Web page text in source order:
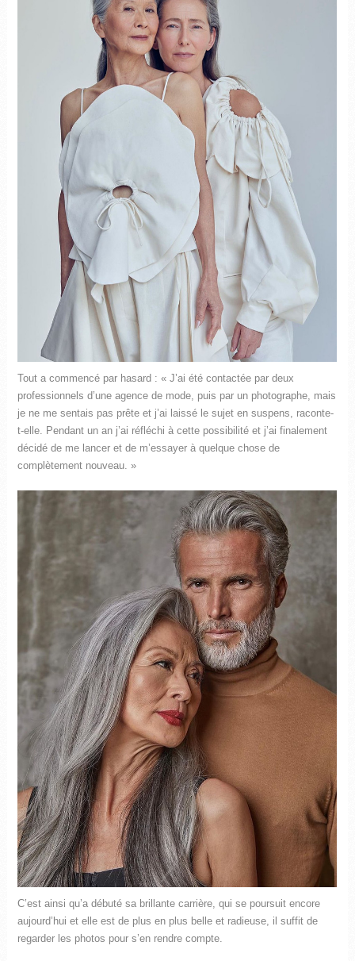
Tout a commencé par hasard : « J’ai été contactée par deux
professionnels d’une agence de mode, puis par un photographe, mais
je ne me sentais pas prête et j’ai laissé le sujet en suspens, raconte-
t-elle. Pendant un an j’ai réfléchi à cette possibilité et j’ai finalement
décidé de me lancer et de m’essayer à quelque chose de
complètement nouveau. »
C’est ainsi qu’a débuté sa brillante carrière, qui se poursuit encore
aujourd’hui et elle est de plus en plus belle et radieuse, il suffit de
regarder les photos pour s’en rendre compte.